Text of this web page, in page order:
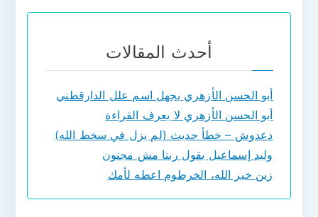
أحدث المقالات
أبو الحسن الأزهري يجهل اسم علل الدارقطني
أبو الحسن الأزهري لا يعرف القراءة
دعدوش – خطأ حديث (لم يزل في سخط الله)
وليد إسماعيل يقول ربنا مش مجنون
زين خير الله، الخرطوم اعطه لأمك